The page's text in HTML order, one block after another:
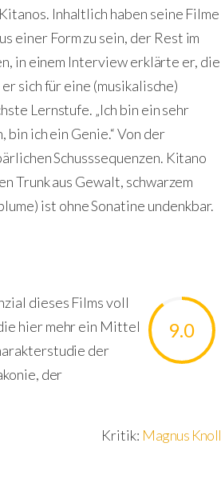
Inhaltlich haben seine Filme
einer Form zu sein, der Rest im
in einem Interview erklärte er, die
sich für eine (musikalische)
Lernstufe. „Ich bin ein sehr
ich ein Genie.“ Von der
Schusssequenzen. Kitano
Trunk aus Gewalt, schwarzem
ist ohne Sonatine undenkbar.
9.0
dieses Films voll
hier mehr ein Mittel
der
der
Kritik: Magnus Knoll